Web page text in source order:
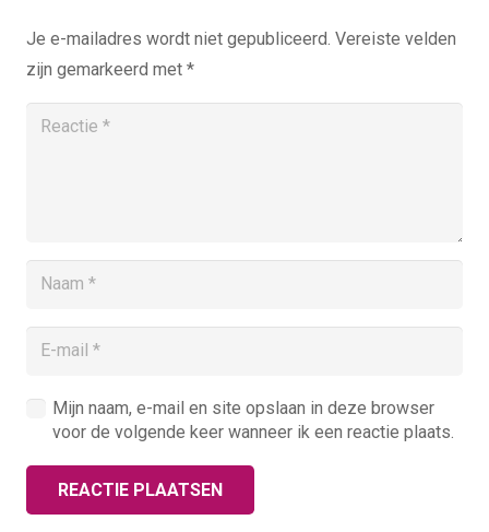
Je e-mailadres wordt niet gepubliceerd. Vereiste velden
zijn gemarkeerd met *
Mijn naam, e-mail en site opslaan in deze browser
voor de volgende keer wanneer ik een reactie plaats.
REACTIE PLAATSEN